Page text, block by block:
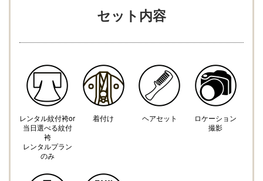
セット内容
レンタル紋付袴or
​当日選べる紋付
袴
レンタルプラン
のみ
着付け ヘアセット
ロケーション
撮影